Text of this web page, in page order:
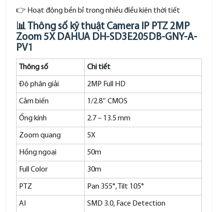
👉 Hoạt động bền bỉ trong nhiều điều kiện thời tiết
📊 Thông số kỹ thuật Camera IP PTZ 2MP
Zoom 5X DAHUA DH-SD3E205DB-GNY-A-
PV1
Thông số Chi tiết
Độ phân giải 2MP Full HD
Cảm biến 1/2.8″ CMOS
Ống kính 2.7 – 13.5 mm
Zoom quang 5X
Hồng ngoại 50m
Full Color 30m
PTZ Pan 355°, Tilt 105°
AI SMD 3.0, Face Detection